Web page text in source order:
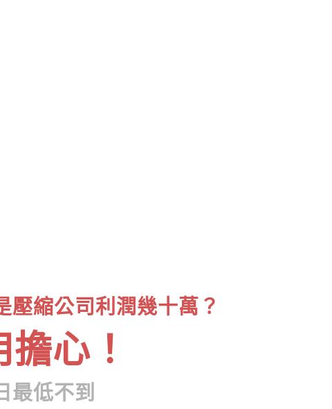
壓縮公司利潤幾十萬？
心！
最低不到